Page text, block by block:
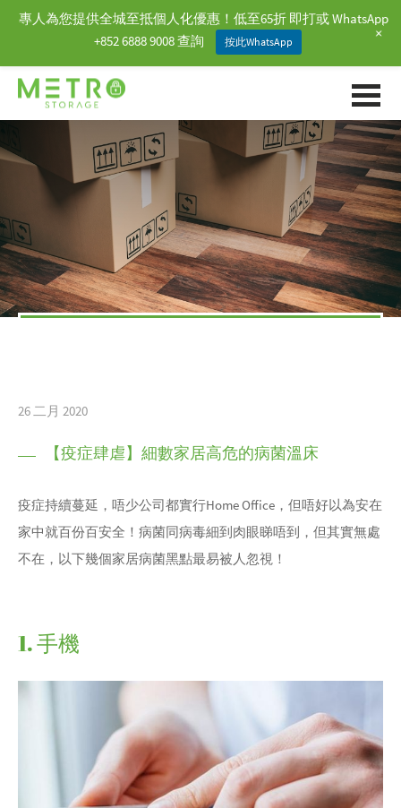
26 二月 2020
【疫症肆虐】細數家居高危的病菌溫床
疫症持續蔓延，唔少公司都實行Home Office，但唔好以為安在
家中就百份百安全！病菌同病毒細到肉眼睇唔到，但其實無處
不在，以下幾個家居病菌黑點最易被人忽視！
1. 手機
專人為您提供全城至抵個人化優惠！低至65折 即打或 WhatsApp
+852 6888 9008 查詢
按此WhatsApp +